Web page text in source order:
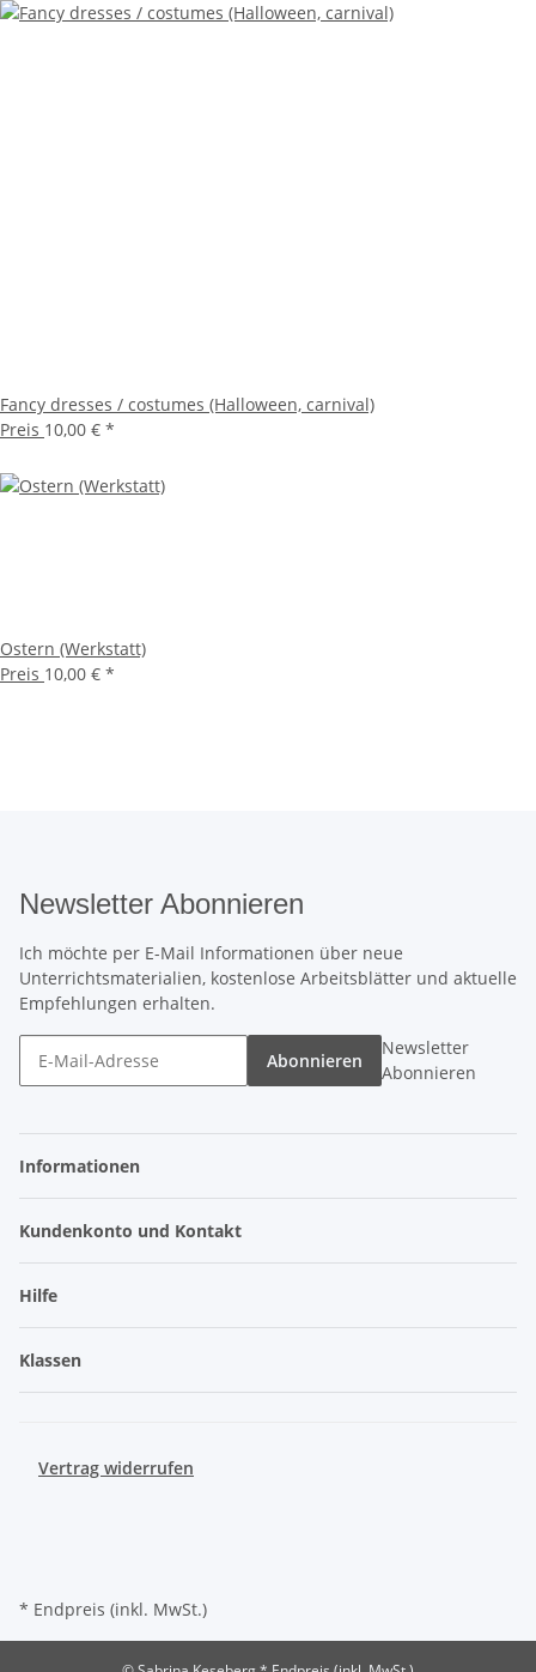
Fancy dresses / costumes (Halloween, carnival)
Preis 10,00 € *
Ostern (Werkstatt)
Preis 10,00 € *
Newsletter Abonnieren
Ich möchte per E-Mail Informationen über neue
Unterrichtsmaterialien, kostenlose Arbeitsblätter und aktuelle
Empfehlungen erhalten.
Abonnieren
Newsletter
Abonnieren
Informationen
Kundenkonto und Kontakt
Hilfe
Klassen
Vertrag widerrufen
* Endpreis (inkl. MwSt.)